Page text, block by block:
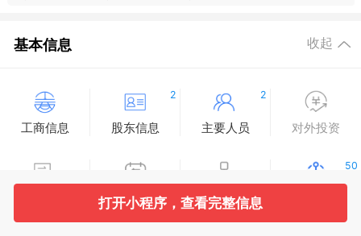
基本信息 收起
工商信息
2
股东信息
2
主要人员 对外投资
企业年报 分支机构
50
打开小程序，查看完整信息